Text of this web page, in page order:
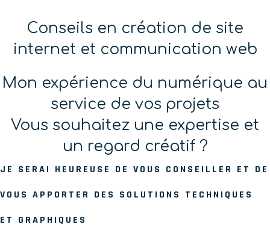
Conseils en création de site
internet et communication web
Mon expérience du numérique au
service de vos projets
Vous souhaitez une expertise et
un regard créatif ?
JE SERAI HEUREUSE DE VOUS CONSEILLER ET DE
VOUS APPORTER DES SOLUTIONS TECHNIQUES
ET GRAPHIQUES